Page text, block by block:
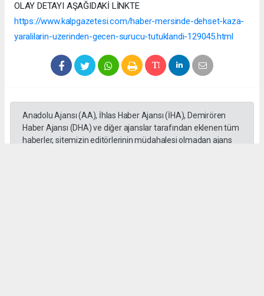
OLAY DETAYI AŞAĞIDAKİ LİNKTE
https://www.kalpgazetesi.com/haber-mersinde-dehset-kaza-
yaralilarin-uzerinden-gecen-surucu-tutuklandi-129045.html
Anadolu Ajansı (AA), İhlas Haber Ajansı (İHA), Demirören
Haber Ajansı (DHA) ve diğer ajanslar tarafından eklenen tüm
haberler, sitemizin editörlerinin müdahalesi olmadan ajans